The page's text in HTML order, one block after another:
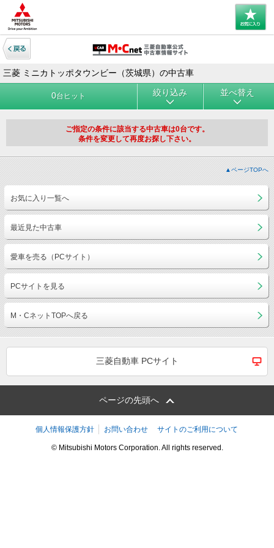
三菱 ミニカトッポタウンビー（茨城県）の中古車
0台ヒット 絞り込み 並べ替え
ご指定の条件に該当する中古車は0台です。
条件を変更して再度お探し下さい。
▲ページTOPへ
お気に入り一覧へ
最近見た中古車
愛車を売る（PCサイト）
PCサイトを見る
M・CネットTOPへ戻る
三菱自動車 PCサイト
ページの先頭へ
個人情報保護方針 お問い合わせ サイトのご利用について
© Mitsubishi Motors Corporation. All rights reserved.